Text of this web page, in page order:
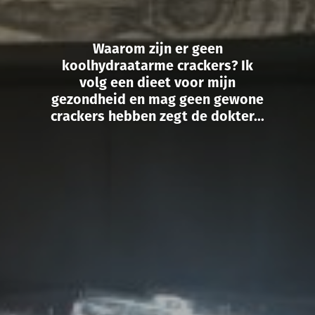
Waarom zijn er geen
koolhydraatarme crackers? Ik
volg een dieet voor mijn
gezondheid en mag geen gewone
crackers hebben zegt de dokter...